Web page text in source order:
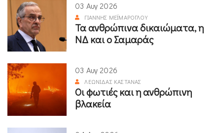
03 Αυγ 2026
ΓΙΆΝΝΗΣ ΜΕΪΜΆΡΟΓΛΟΥ
Τα ανθρώπινα δικαιώματα, η
ΝΔ και ο Σαμαράς
03 Αυγ 2026
ΛΕΩΝΊΔΑΣ ΚΑΣΤΑΝΆΣ
Οι φωτιές και η ανθρώπινη
βλακεία